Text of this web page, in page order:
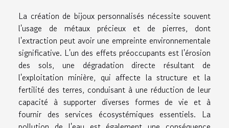
La création de bijoux personnalisés nécessite souvent
l'usage de métaux précieux et de pierres, dont
l'extraction peut avoir une empreinte environnementale
significative. L'un des effets préoccupants est l'érosion
des sols, une dégradation directe résultant de
l'exploitation minière, qui affecte la structure et la
fertilité des terres, conduisant à une réduction de leur
capacité à supporter diverses formes de vie et à
fournir des services écosystémiques essentiels. La